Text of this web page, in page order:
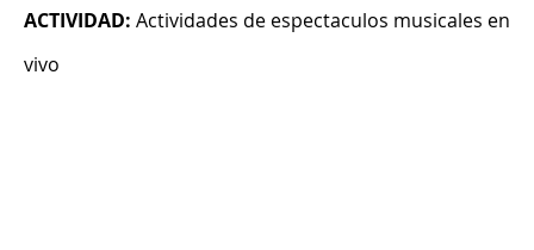
ACTIVIDAD: Actividades de espectaculos musicales en
vivo